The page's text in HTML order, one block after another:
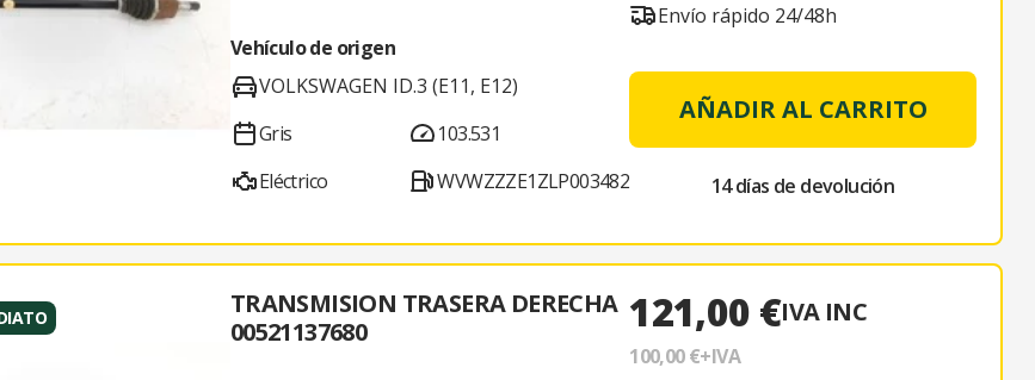
Vehículo de origen
VOLKSWAGEN ID.3 (E11, E12)
Gris
Eléctrico
103.531
WVWZZZE1ZLP003482
Envío rápido 24/48h
AÑADIR AL CARRITO
14 días de devolución
TRANSMISION TRASERA DERECHA
00521137680
121,00 €IVA INC
100,00 €+IVA